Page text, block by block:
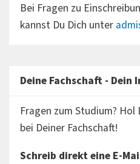
Bei Fragen zu
kannst Du Dich unter
Deine Fachschaft - Dein
Fragen zum Studium?
bei Deiner Fachschaft!
Schreib direkt eine E-